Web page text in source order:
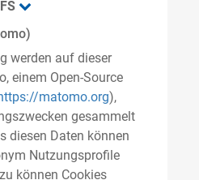
werden auf dieser
einem Open-Source
matomo.org),
gesammelt
diesen Daten können
Nutzungsprofile
können Cookies